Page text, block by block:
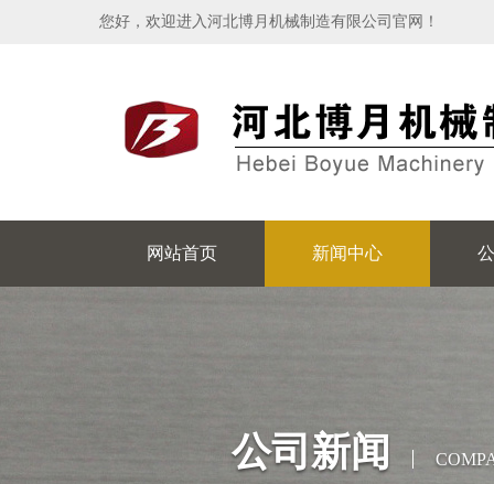
您好，欢迎进入河北博月机械制造有限公司官网！
网站首页 新闻中心
公司新闻